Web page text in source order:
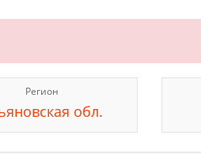
Регион
обл.